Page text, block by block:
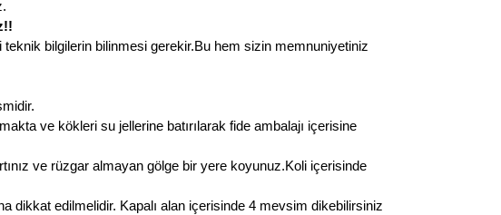
bilgilerin bilinmesi gerekir.Bu hem sizin memnuniyetiniz
ve kökleri su jellerine batırılarak fide ambalajı içerisine
ve rüzgar almayan gölge bir yere koyunuz.Koli içerisinde
dikkat edilmelidir. Kapalı alan içerisinde 4 mevsim dikebilirsiniz